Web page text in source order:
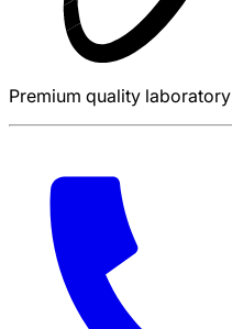
Premium quality